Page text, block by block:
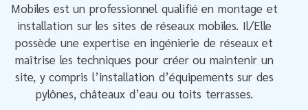
Mobiles est un professionnel qualifié en montage et
installation sur les sites de réseaux mobiles. Il/Elle
possède une expertise en ingénierie de réseaux et
maîtrise les techniques pour créer ou maintenir un
site, y compris l’installation d’équipements sur des
pylônes, châteaux d’eau ou toits terrasses.